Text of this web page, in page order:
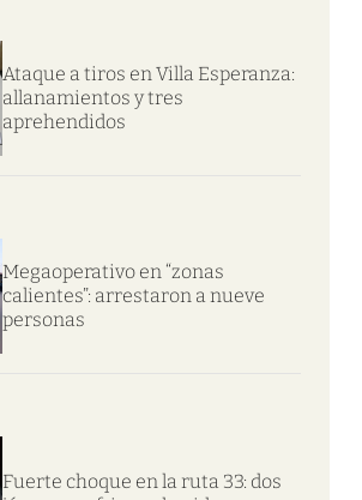
Ataque a tiros en Villa Esperanza:
allanamientos y tres
aprehendidos
Megaoperativo en “zonas
calientes”: arrestaron a nueve
personas
Fuerte choque en la ruta 33: dos